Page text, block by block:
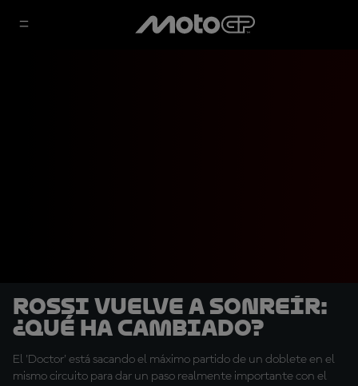
Rossi vuelve a sonreír:
¿Qué ha cambiado?
El 'Doctor' está sacando el máximo partido de un doblete en el
mismo circuito para dar un paso realmente importante con el